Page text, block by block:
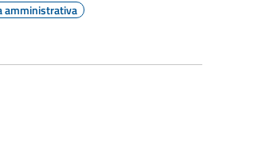
amministrativa